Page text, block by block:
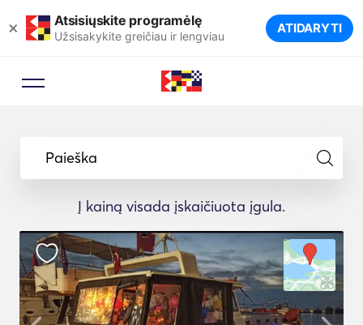
× Atsisiųskite programėlę
Užsisakykite greičiau ir lengviau ATIDARYTI
Paieška
Į kainą visada įskaičiuota įgula.